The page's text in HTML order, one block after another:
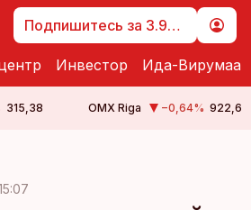
Подпишитесь за 3.99 €
Инвестор Ида-Вирумаа
315,38 OMX Riga −0,64% 922,6